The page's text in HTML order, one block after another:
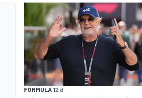
FÓRMULA 12 d